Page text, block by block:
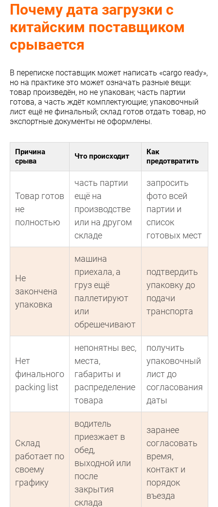
Почему дата загрузки с
китайским поставщиком
срывается
В переписке поставщик может написать «cargo ready»,
но на практике это может означать разные вещи:
товар произведён, но не упакован; часть партии
готова, а часть ждёт комплектующие; упаковочный
лист ещё не финальный; склад готов отдать товар, но
экспортные документы не оформлены.
Причина
срыва
Что происходит
Как
предотвратить
Товар готов
не
полностью
часть партии
ещё на
производстве
или на другом
складе
запросить
фото всей
партии и
список
готовых мест
Не
закончена
упаковка
машина
приехала, а
груз ещё
паллетируют
или
обрешечивают
подтвердить
упаковку до
подачи
транспорта
Нет
финального
packing list
непонятны вес,
места,
габариты и
распределение
товара
получить
упаковочный
лист до
согласования
даты
Склад
работает по
своему
графику
водитель
приезжает в
обед,
выходной или
после
закрытия
склада
заранее
согласовать
время,
контакт и
порядок
въезда